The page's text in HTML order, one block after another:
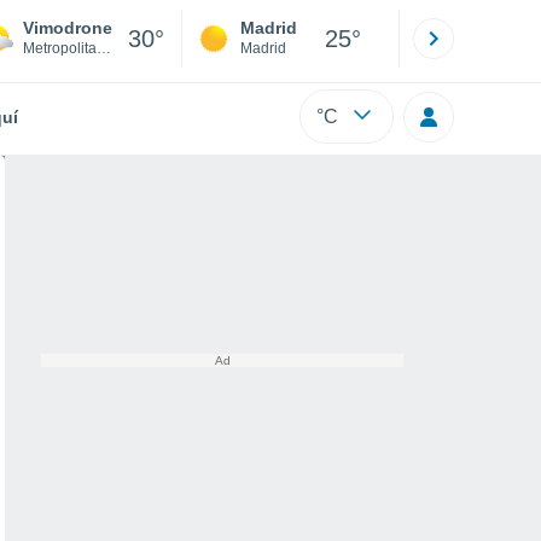
Vimodrone
Metropolitan City of Milan 30° Madrid
Madrid 25°
°C